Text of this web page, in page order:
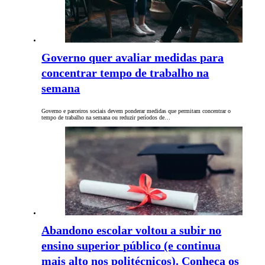
Governo quer avaliar medidas para
concentrar tempo de trabalho na
semana
Governo e parceiros sociais devem ponderar medidas que permitam concentrar o
tempo de trabalho na semana ou reduzir períodos de…
Abandono escolar voltou a subir no
ensino superior público (e continua
mais alto nos politécnicos). Conheça os